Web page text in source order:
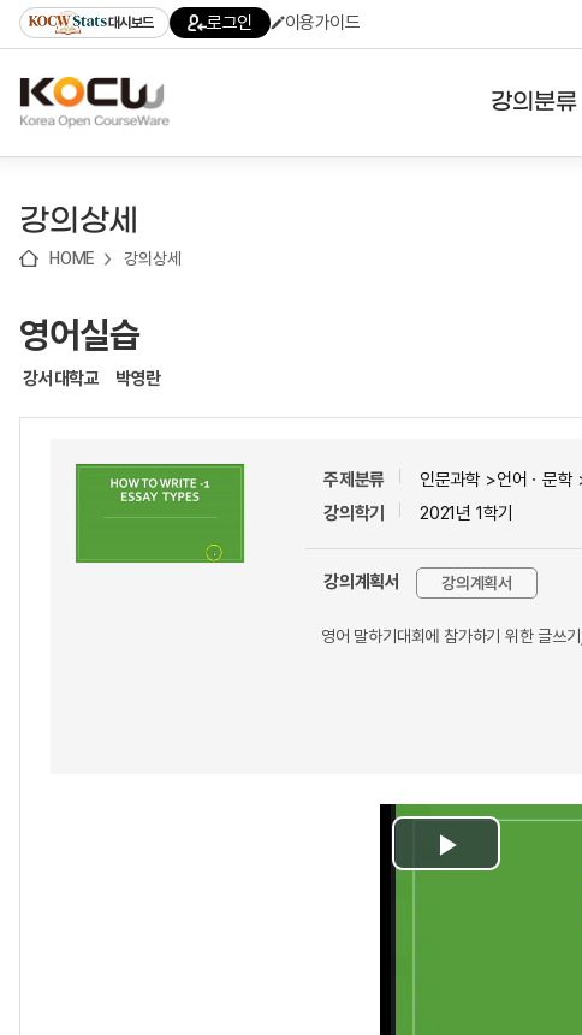
기
기
기
content)
가
대시보드 로그인 이용가이드
강의분류
강의상세
HOME 강의상세
영어실습
강서대학교 박영란
주제분류
인문과학 >언어ㆍ문학
강의학기
2021년 1학기
강의계획서 강의계획서
영어 말하기대회에 참가하기 위한 글쓰
Play